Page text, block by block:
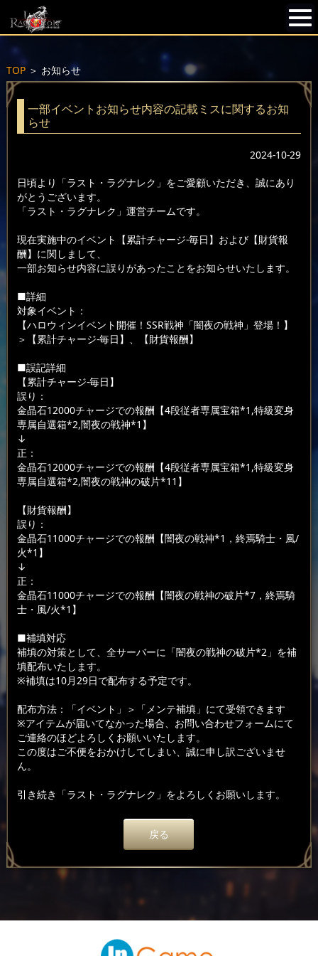
TOP＞ お知らせ
一部イベントお知らせ内容の記載ミスに関するお知
らせ
2024-10-29
日頃より「ラスト・ラグナレク」をご愛顧いただき、誠にあり
がとうございます。
「ラスト・ラグナレク」運営チームです。
現在実施中のイベント【累計チャージ-毎日】および【財貨報
酬】に関しまして、
一部お知らせ内容に誤りがあったことをお知らせいたします。
■詳細
対象イベント：
【ハロウィンイベント開催！SSR戦神「闇夜の戦神」登場！】
＞【累計チャージ-毎日】、【財貨報酬】
■誤記詳細
【累計チャージ-毎日】
誤り：
金晶石12000チャージでの報酬【4段従者専属宝箱*1,特級変身
専属自選箱*2,闇夜の戦神*1】
↓
正：
金晶石12000チャージでの報酬【4段従者専属宝箱*1,特級変身
専属自選箱*2,闇夜の戦神の破片*11】
【財貨報酬】
誤り：
金晶石11000チャージでの報酬【闇夜の戦神*1，終焉騎士・風/
火*1】
↓
正：
金晶石11000チャージでの報酬【闇夜の戦神の破片*7，終焉騎
士・風/火*1】
■補填対応
補填の対策として、全サーバーに「闇夜の戦神の破片*2」を補
填配布いたします。
※補填は10月29日で配布する予定です。
配布方法：「イベント」＞「メンテ補填」にて受領できます
※アイテムが届いてなかった場合、お問い合わせフォームにて
ご連絡のほどよろしくお願いいたします。
この度はご不便をおかけしてしまい、誠に申し訳ございませ
ん。
引き続き「ラスト・ラグナレク」をよろしくお願いします。
戻る